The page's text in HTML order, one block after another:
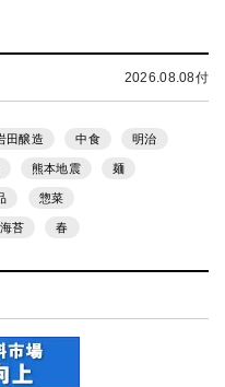
2026.08.08付
田醸造 中食 明治
熊本地震 麺
惣菜
海苔 春